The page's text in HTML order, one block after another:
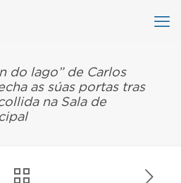
do lago” de Carlos
as súas portas tras
na Sala de